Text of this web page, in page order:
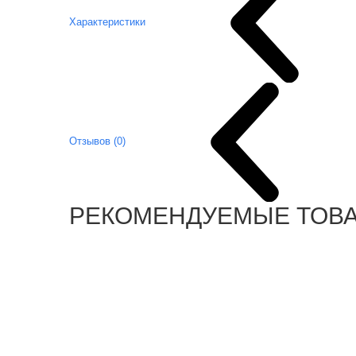
Характеристики
Отзывов (0)
РЕКОМЕНДУЕМЫЕ